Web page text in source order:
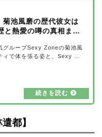
菊池風磨の歴代彼女は
と熱愛の噂の真相まと
グループSexy Zoneの菊池風
ィで体を張る姿と、Sexy Zo
遍歴と熱愛の噂の真相を調査
覧ください！【2024最新】
彼女と噂された方は6人いま
野みみ 伊藤沙莉 山賀琴子
白石麻衣女優さんやタレン
都】